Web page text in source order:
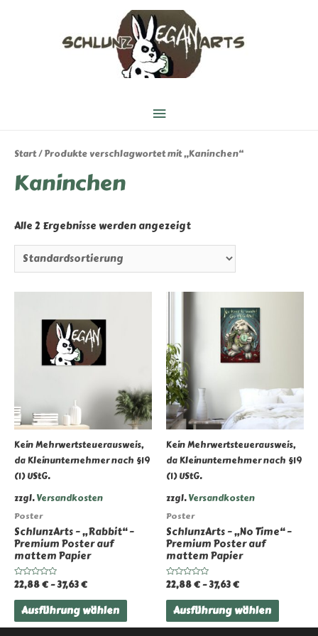
Hauptmenü
Start/ Produkte verschlagwortet mit „Kaninchen“
Kaninchen
Alle 2 Ergebnisse werden angezeigt
Kein Mehrwertsteuerausweis,
da Kleinunternehmer nach §19
(1) UStG.
zzgl.Versandkosten
Poster
SchlunzArts – „Rabbit“ –
Premium Poster auf
mattem Papier
Bewertet
mit
0
von
22,88€–37,63€
Ausführung wählen
Dieses
Produkt
Kein Mehrwertsteuerausweis,
da Kleinunternehmer nach §19
(1) UStG.
zzgl.Versandkosten
Poster
SchlunzArts – „No Time“ –
Premium Poster auf
mattem Papier
Bewertet
mit
0
von
22,88€–37,63€
Ausführung wählen
Dieses
Produkt